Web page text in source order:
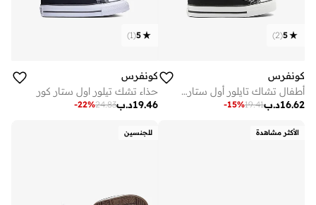
5
(
2
)
كونفرس
أطفال تشاك تايلور أول ستار في
د.ب16.62
19.41
-15%
5
(
1
)
كونفرس
حذاء تشك تيلور اول ستار كور
د.ب19.46
24.83
-22%
الأكثر مشاهدة للجنسين